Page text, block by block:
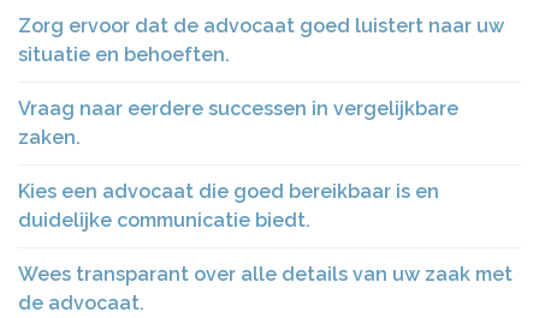
Zorg ervoor dat de advocaat goed luistert naar uw
situatie en behoeften.
Vraag naar eerdere successen in vergelijkbare
zaken.
Kies een advocaat die goed bereikbaar is en
duidelijke communicatie biedt.
Wees transparant over alle details van uw zaak met
de advocaat.